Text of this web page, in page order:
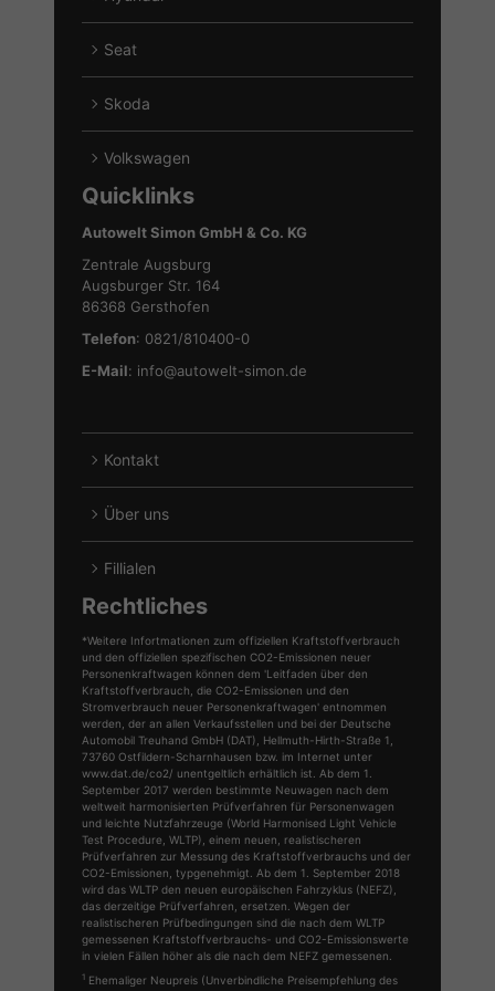
von
anzeigen
Alle
von
anzeigen
Seat
Alle
von
anzeigen
Skoda
Alle
von
Skoda
Volkswagen
Fahrzeuge
von
anzeigen
Quicklinks
Autowelt Simon GmbH & Co. KG
Zentrale Augsburg
Augsburger Str. 164
86368 Gersthofen
Telefon: 0821/810400-0
E-Mail: info@autowelt-simon.de
Kontakt
Über uns
Fillialen
Rechtliches
*Weitere Infortmationen zum offiziellen Kraftstoffverbrauch
und den offiziellen spezifischen CO2-Emissionen neuer
Personenkraftwagen können dem 'Leitfaden über den
Kraftstoffverbrauch, die CO2-Emissionen und den
Stromverbrauch neuer Personenkraftwagen' entnommen
werden, der an allen Verkaufsstellen und bei der Deutsche
Automobil Treuhand GmbH (DAT), Hellmuth-Hirth-Straße 1,
73760 Ostfildern-Scharnhausen bzw. im Internet unter
www.dat.de/co2/ unentgeltlich erhältlich ist. Ab dem 1.
September 2017 werden bestimmte Neuwagen nach dem
weltweit harmonisierten Prüfverfahren für Personenwagen
und leichte Nutzfahrzeuge (World Harmonised Light Vehicle
Test Procedure, WLTP), einem neuen, realistischeren
Prüfverfahren zur Messung des Kraftstoffverbrauchs und der
CO2-Emissionen, typgenehmigt. Ab dem 1. September 2018
wird das WLTP den neuen europäischen Fahrzyklus (NEFZ),
das derzeitige Prüfverfahren, ersetzen. Wegen der
realistischeren Prüfbedingungen sind die nach dem WLTP
gemessenen Kraftstoffverbrauchs- und CO2-Emissionswerte
in vielen Fällen höher als die nach dem NEFZ gemessenen.
1 Ehemaliger Neupreis (Unverbindliche Preisempfehlung des